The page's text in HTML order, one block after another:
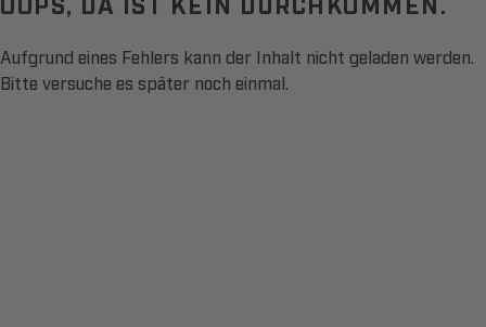
Aufgrund eines Fehlers kann der Inhalt nicht geladen werden.
Bitte versuche es später noch einmal.